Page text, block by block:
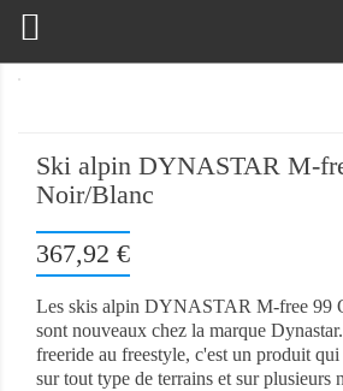

Ski alpin DYNASTAR M-
Noir/Blanc
367,92 €
Les skis alpin DYNASTAR M-free 99
sont nouveaux chez la marque
freeride au freestyle, c'est un produit
sur tout type de terrains et sur plusieurs